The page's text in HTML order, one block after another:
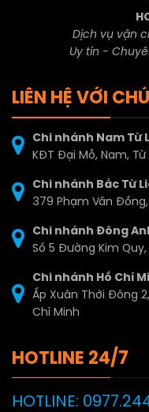
Dịch vụ vận
Uy tín -
LIÊN HỆ VỚI
Chi nhánh Nam Từ
KĐT Đại Mỗ, Nam, Từ
Chi nhánh Bắc Từ
379 Phạm Văn Đồng,
Chi nhánh Đông
Số 5 Đường Kim
Chi nhánh Hồ Chí
Ấp Xuân Thới Đông
Chí Minh
HOTLINE 24/7
HOTLINE: